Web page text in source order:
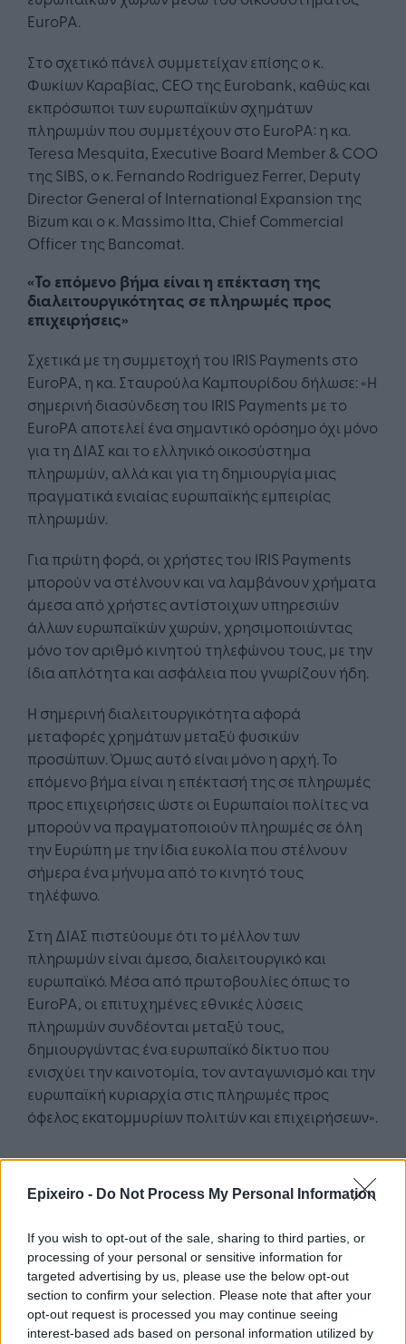
Epixeiro - Do Not Process My Personal Information
If you wish to opt-out of the sale, sharing to third parties, or
processing of your personal or sensitive information for
targeted advertising by us, please use the below opt-out
section to confirm your selection. Please note that after your
opt-out request is processed you may continue seeing
interest-based ads based on personal information utilized by
EuroPA.
Στο σχετικό πάνελ συμμετείχαν επίσης ο κ.
Φωκίων Καραβίας, CEO της Eurobank, καθώς και
εκπρόσωποι των ευρωπαϊκών σχημάτων
πληρωμών που συμμετέχουν στο EuroPA: η κα.
Teresa Mesquita, Executive Board Member & COO
της SIBS, ο κ. Fernando Rodriguez Ferrer, Deputy
Director General of International Expansion της
Bizum και ο κ. Massimo Itta, Chief Commercial
Officer της Bancomat.
«Το επόμενο βήμα είναι η επέκταση της
διαλειτουργικότητας σε πληρωμές προς
επιχειρήσεις»
Σχετικά με τη συμμετοχή του IRIS Payments στο
EuroPA, η κα. Σταυρούλα Καμπουρίδου δήλωσε: «Η
σημερινή διασύνδεση του IRIS Payments με το
EuroPA αποτελεί ένα σημαντικό ορόσημο όχι μόνο
για τη ΔΙΑΣ και το ελληνικό οικοσύστημα
πληρωμών, αλλά και για τη δημιουργία μιας
πραγματικά ενιαίας ευρωπαϊκής εμπειρίας
πληρωμών.
Για πρώτη φορά, οι χρήστες του IRIS Payments
μπορούν να στέλνουν και να λαμβάνουν χρήματα
άμεσα από χρήστες αντίστοιχων υπηρεσιών
άλλων ευρωπαϊκών χωρών, χρησιμοποιώντας
μόνο τον αριθμό κινητού τηλεφώνου τους, με την
ίδια απλότητα και ασφάλεια που γνωρίζουν ήδη.
Η σημερινή διαλειτουργικότητα αφορά
μεταφορές χρημάτων μεταξύ φυσικών
προσώπων. Όμως αυτό είναι μόνο η αρχή. Το
επόμενο βήμα είναι η επέκτασή της σε πληρωμές
προς επιχειρήσεις ώστε οι Ευρωπαίοι πολίτες να
μπορούν να πραγματοποιούν πληρωμές σε όλη
την Ευρώπη με την ίδια ευκολία που στέλνουν
σήμερα ένα μήνυμα από το κινητό τους
τηλέφωνο.
Στη ΔΙΑΣ πιστεύουμε ότι το μέλλον των
πληρωμών είναι άμεσο, διαλειτουργικό και
ευρωπαϊκό. Μέσα από πρωτοβουλίες όπως το
EuroPA, οι επιτυχημένες εθνικές λύσεις
πληρωμών συνδέονται μεταξύ τους,
δημιουργώντας ένα ευρωπαϊκό δίκτυο που
ενισχύει την καινοτομία, τον ανταγωνισμό και την
ευρωπαϊκή κυριαρχία στις πληρωμές προς
όφελος εκατομμυρίων πολιτών και επιχειρήσεων».
το «success story» της ελληνικής οικονομίας
Eurobank: Η υπηρεσία IRIS Payments
διασυνδέεται με την ευρωπαϊκή πρωτοβουλία
EuroPA μέσω της ΔΙΑΣ